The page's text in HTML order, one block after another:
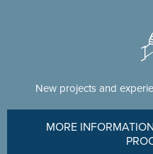
New projects and
MORE